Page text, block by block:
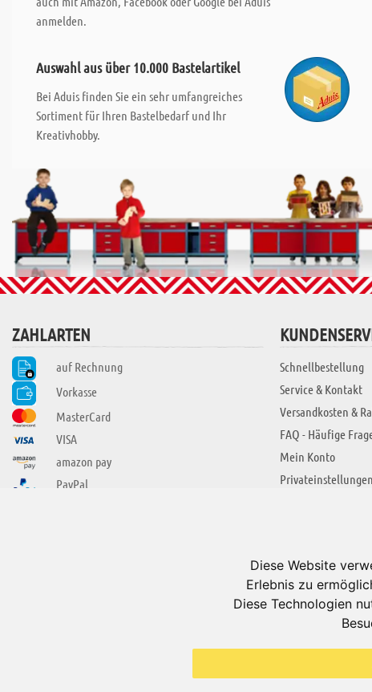
Diese Website
Erlebnis zu
Diese Technologien
anmelden.
Auswahl aus über 10.000 Bastelartikel
Bei Aduis finden Sie ein sehr umfangreiches
Sortiment für Ihren Bastelbedarf und Ihr
Kreativhobby.
ZAHLARTEN
auf Rechnung
Vorkasse
MasterCard
VISA
amazon pay
PayPal
Schnellbestellung
Service & Kontakt
Versandkosten &
FAQ - Häufige
Mein Konto
Jobs
Impressum